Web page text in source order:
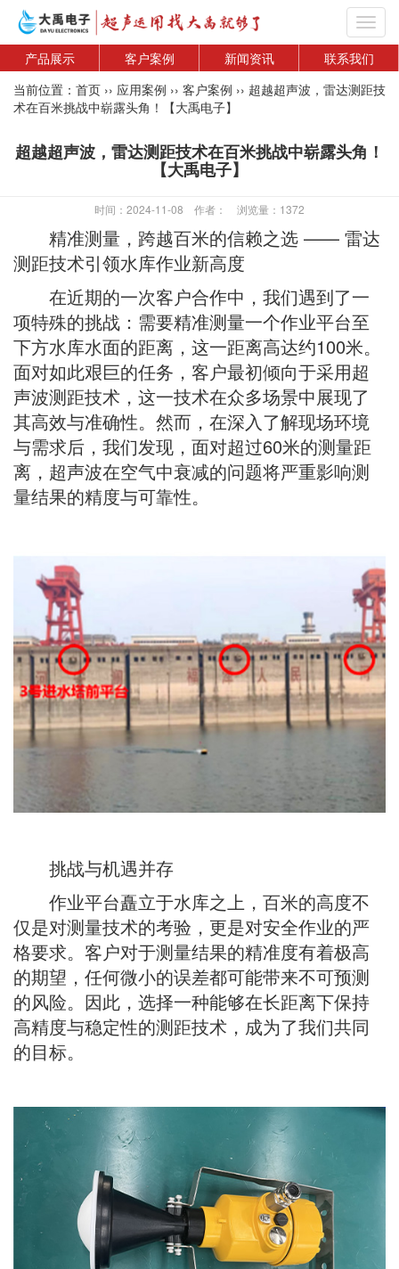
产品展示
客户案例 新闻资讯
联系我们
当前位置： 首页 ›› 应用案例 ›› 客户案例 ›› 超越超声波，雷达测距技
术在百米挑战中崭露头角！【大禹电子】
超越超声波，雷达测距技术在百米挑战中崭露头角！
【大禹电子】
时间：2024-11-08 作者： 浏览量：1372
精准测量，跨越百米的信赖之选 —— 雷达
测距技术引领水库作业新高度
在近期的一次客户合作中，我们遇到了一
项特殊的挑战：需要精准测量一个作业平台至
下方水库水面的距离，这一距离高达约100米。
面对如此艰巨的任务，客户最初倾向于采用超
声波测距技术，这一技术在众多场景中展现了
其高效与准确性。然而，在深入了解现场环境
与需求后，我们发现，面对超过60米的测量距
离，超声波在空气中衰减的问题将严重影响测
量结果的精度与可靠性。
挑战与机遇并存
作业平台矗立于水库之上，百米的高度不
仅是对测量技术的考验，更是对安全作业的严
格要求。客户对于测量结果的精准度有着极高
的期望，任何微小的误差都可能带来不可预测
的风险。因此，选择一种能够在长距离下保持
高精度与稳定性的测距技术，成为了我们共同
的目标。